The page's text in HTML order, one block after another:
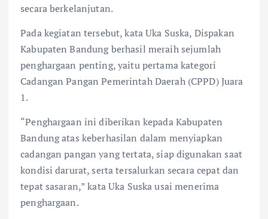
secara berkelanjutan.
Pada kegiatan tersebut, kata Uka Suska, Dispakan
Kabupaten Bandung berhasil meraih sejumlah
penghargaan penting, yaitu pertama kategori
Cadangan Pangan Pemerintah Daerah (CPPD) Juara
1.
“Penghargaan ini diberikan kepada Kabupaten
Bandung atas keberhasilan dalam menyiapkan
cadangan pangan yang tertata, siap digunakan saat
kondisi darurat, serta tersalurkan secara cepat dan
tepat sasaran,” kata Uka Suska usai menerima
penghargaan.